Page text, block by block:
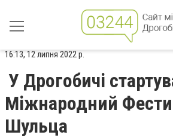
16:13, 12 липня 2022 р.
У Дрогобичі
Міжнародний
Шульца